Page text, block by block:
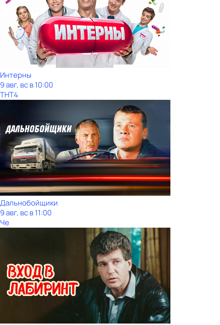
Интерны
9 авг, вс в 10:00
ТНТ4
Дальнобойщики
9 авг, вс в 11:00
Че